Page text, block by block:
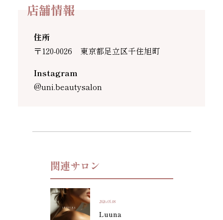
店舗情報
住所
〒120-0026 東京都足立区千住旭町
Instagram
@uni.beautysalon
関連サロン
2026.05.18
Luuna